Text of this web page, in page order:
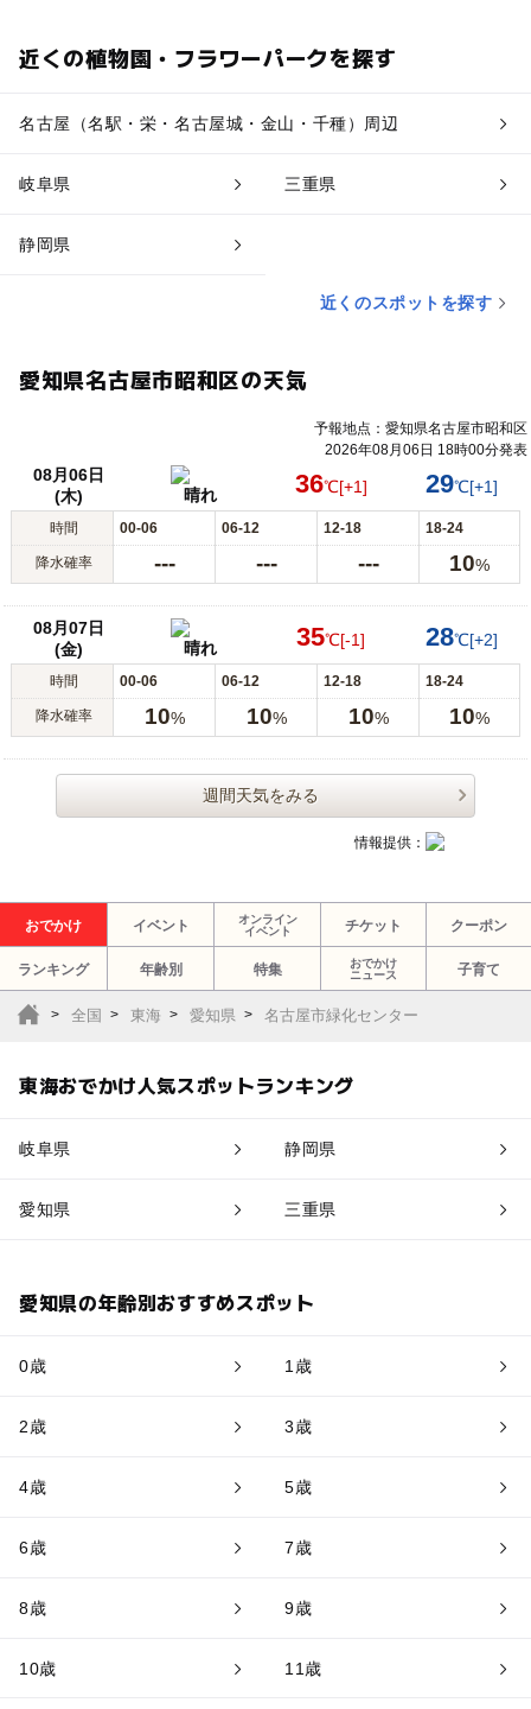
近くの植物園・フラワーパークを探す
名古屋（名駅・栄・名古屋城・金山・千種）周辺
岐阜県 三重県
静岡県
近くのスポットを探す
愛知県名古屋市昭和区の天気
予報地点：愛知県名古屋市昭和区
2026年08月06日 18時00分発表
08月06日
(木)
晴れ 36℃[+1] 29℃[+1]
時間 00-06 06-12 12-18 18-24
降水確率 --- --- --- 10%
08月07日
(金)
晴れ 35℃[-1] 28℃[+2]
時間 00-06 06-12 12-18 18-24
降水確率 10% 10% 10% 10%
週間天気をみる
情報提供：
おでかけ イベント
オンライン
イベント
チケット クーポン
ランキング 年齢別 特集
おでかけ
ニュース
子育て
全国 東海 愛知県 名古屋市緑化センター
東海おでかけ人気スポットランキング
岐阜県 静岡県
愛知県 三重県
愛知県の年齢別おすすめスポット
0歳 1歳
2歳 3歳
4歳 5歳
6歳 7歳
8歳 9歳
10歳 11歳